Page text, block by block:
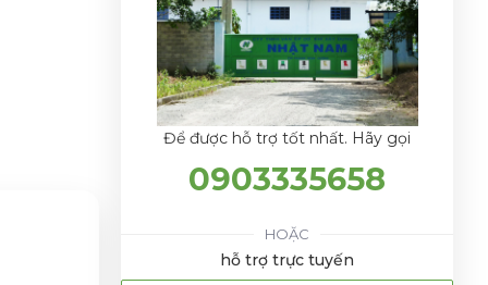
Để được hỗ trợ tốt nhất. Hãy gọi
0903335658
HOẶC
hỗ trợ trực tuyến